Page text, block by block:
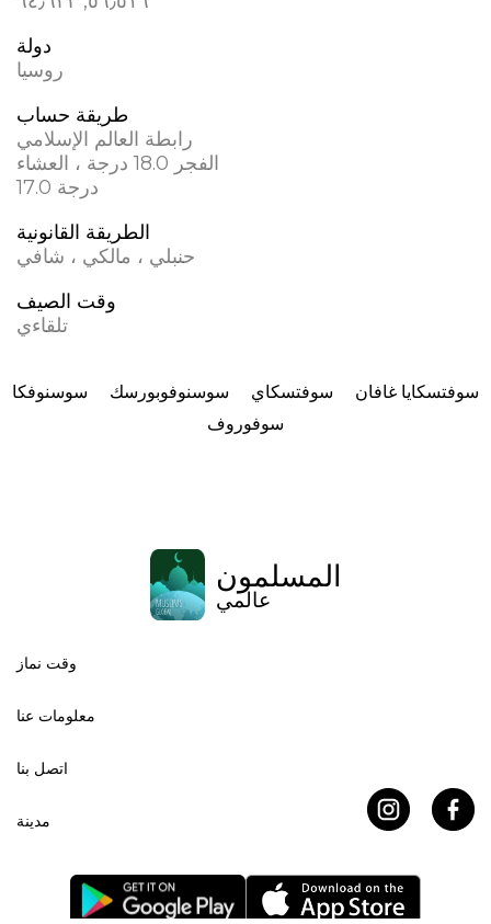
دولة
روسيا
طريقة حساب
رابطة العالم الإسلامي
الفجر 18.0 درجة ، العشاء
17.0 درجة
الطريقة القانونية
حنبلي ، مالكي ، شافي
وقت الصيف
تلقاءي
سوسنوفكا سوسنوفوبورسك سوفتسكاي
سوفتسكايا غافان
سوفوروف
المسلمون
عالمي
وقت نماز
معلومات عنا
اتصل بنا
مدينة